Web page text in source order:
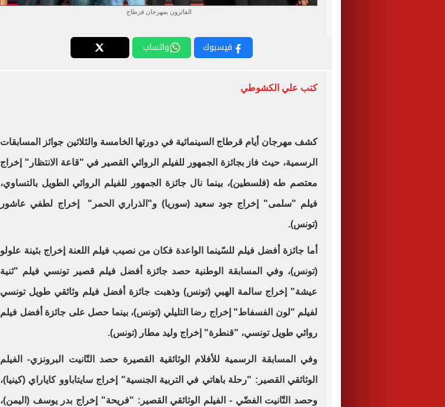
الفائزون بمهرجان قرطاج
فيسبوك واتساب
كتب علي الكشوطي
كشف مهرجان أيام قرطاج السينمائية في دورتها الخامسة والثلاثين جوائز المسابقات
الرسمية، حيث فاز بجائزة الجمهور للفيلم الروائي القصير في "قاعة الانتظار" إخراج
معتصم طه (فلسطين)، بينما نال جائزة الجمهور للفيلم الروائي الطويل بالتساوي،
فيلم "سلمى" إخراج جود سعيد (سوريا) و"الذراري الحمر" إخراج لطفي عاشور
(تونس).
أما جائزة أفضل فيلم للسّينما الواعدة فكان من نصيب فيلم اللعنة إخراج بثينة علولو
(تونس)، وفي المسابقة الوطنية حصد جائزة أفضل فيلم قصير تونسي فيلم "ثنية
عيشة" إخراج سالمة الهبي (تونس) وذهبت جائزة أفضل فيلم وثائقي طويل تونسي
لفيلم "لون الفسفاط" إخراج رضا التليلي (تونس)، بينما حصل على جائزة أفضل فيلم
روائي طويل تونسي، "قنطرة" إخراج وليد مطار (تونس).
وفي المسابقة الرسمية للأفلام الوثائقية القصيرة حصد التّانيت البرونزي- الفيلم
الوثائقي القصير: "رحلة باهاتي في التربية الجنسية" إخراج سايتاباوو كاياراي (كينيا)،
وحصد التّانيت الفضّي - الفيلم الوثائقي القصير: "فريحة" إخراج بدر يوسف (اليمن)،